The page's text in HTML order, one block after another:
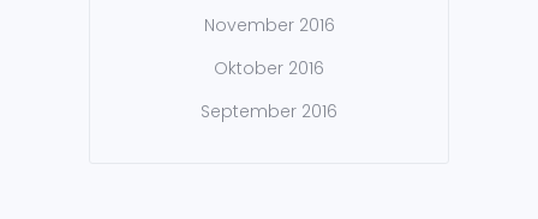
November 2016
Oktober 2016
September 2016